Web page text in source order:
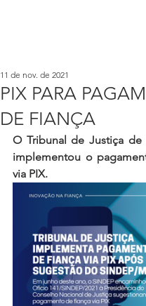
PIX PARA
DE FIANÇA
11 de nov. de 2021
O Tribunal de Justiça de
implementou o
via PIX.